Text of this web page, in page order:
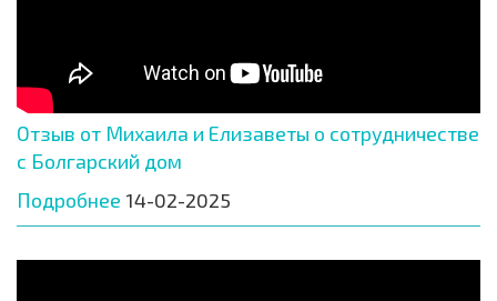
Отзыв от Михаила и Елизаветы о сотрудничестве
с Болгарский дом
Подробнее 14-02-2025